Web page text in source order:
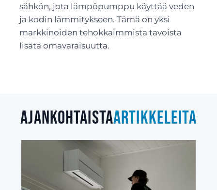
sähkön, jota lämpöpumppu käyttää veden
ja kodin lämmitykseen. Tämä on yksi
markkinoiden tehokkaimmista tavoista
lisätä omavaraisuutta.
Ajankohtaistaartikkeleita